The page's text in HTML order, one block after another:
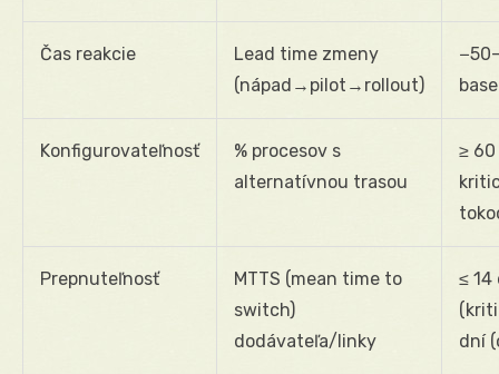
Čas reakcie
Lead time zmeny
(nápad→pilot→rollout)
Konfigurovateľnosť
% procesov s
alternatívnou trasou
≥ 60
Prepnuteľnosť
MTTS (mean time to
switch)
dodávateľa/linky
≤ 14
dní